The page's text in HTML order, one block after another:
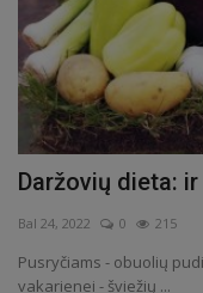
Daržovių dieta:
Bal 24, 2022 0 215
Pusryčiams - obuolių
vakarienei - šviežių ...